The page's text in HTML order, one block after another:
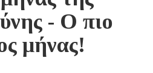
- Ο πιο
μήνας!